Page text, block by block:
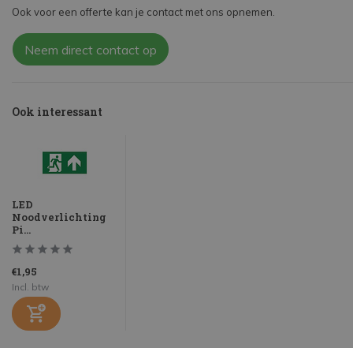
Ook voor een offerte kan je contact met ons opnemen.
Neem direct contact op
Ook interessant
LED
Noodverlichting
Pi...
€1,95
Incl. btw